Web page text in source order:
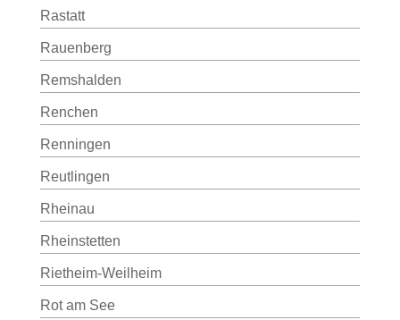
Rastatt
Rauenberg
Remshalden
Renchen
Renningen
Reutlingen
Rheinau
Rheinstetten
Rietheim-Weilheim
Rot am See